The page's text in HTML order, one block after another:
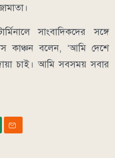
সাংবাদিকদের সঙ্গে
কাঞ্চন বলেন, ‘আমি দেশে
চাই। আমি সবসময় সবার